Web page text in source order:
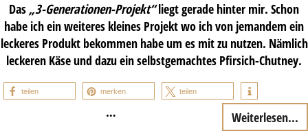
Das „3-Generationen-Projekt“liegt gerade hinter mir. Schon
habe ich ein weiteres kleines Projekt wo ich von jemandem ein
leckeres Produkt bekommen habe um es mit zu nutzen. Nämlich
leckeren Käse und dazu ein selbstgemachtes Pfirsich-Chutney.
teilen merken teilen
… Weiterlesen...